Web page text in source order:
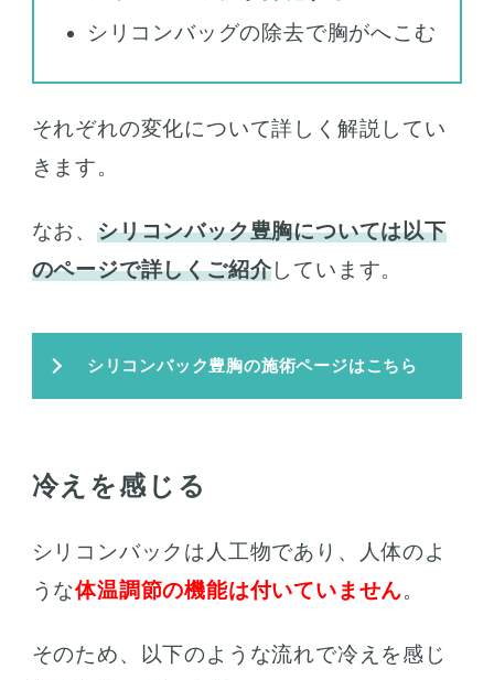
シリコンバッグの除去で胸がへこむ
それぞれの変化について詳しく解説してい
きます。
なお、シリコンバック豊胸については以下
のページで詳しくご紹介しています。
シリコンバック豊胸の施術ページはこちら
冷えを感じる
シリコンバックは人工物であり、人体のよ
うな体温調節の機能は付いていません。
そのため、以下のような流れで冷えを感じ